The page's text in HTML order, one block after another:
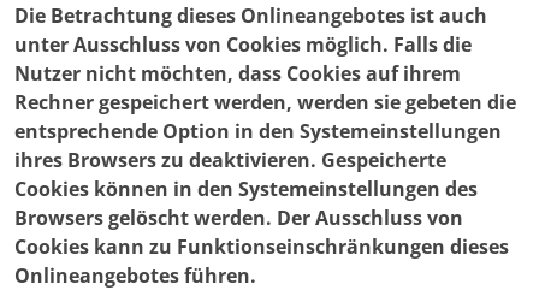
Die Betrachtung dieses Onlineangebotes ist auch
unter Ausschluss von Cookies möglich. Falls die
Nutzer nicht möchten, dass Cookies auf ihrem
Rechner gespeichert werden, werden sie gebeten die
entsprechende Option in den Systemeinstellungen
ihres Browsers zu deaktivieren. Gespeicherte
Cookies können in den Systemeinstellungen des
Browsers gelöscht werden. Der Ausschluss von
Cookies kann zu Funktionseinschränkungen dieses
Onlineangebotes führen.